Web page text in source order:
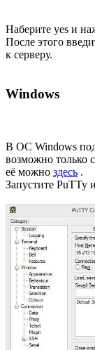
Наберите yes и
После этого
к серверу.
Windows
В ОС Windows
возможно только
её можно здесь .
Запустите PuTTy